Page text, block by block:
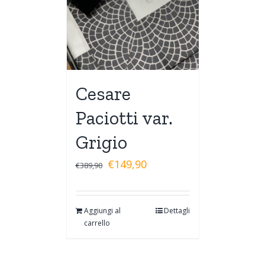
Cesare
Paciotti var.
Grigio
€389,90 €149,90
Aggiungi al
carrello
Dettagli